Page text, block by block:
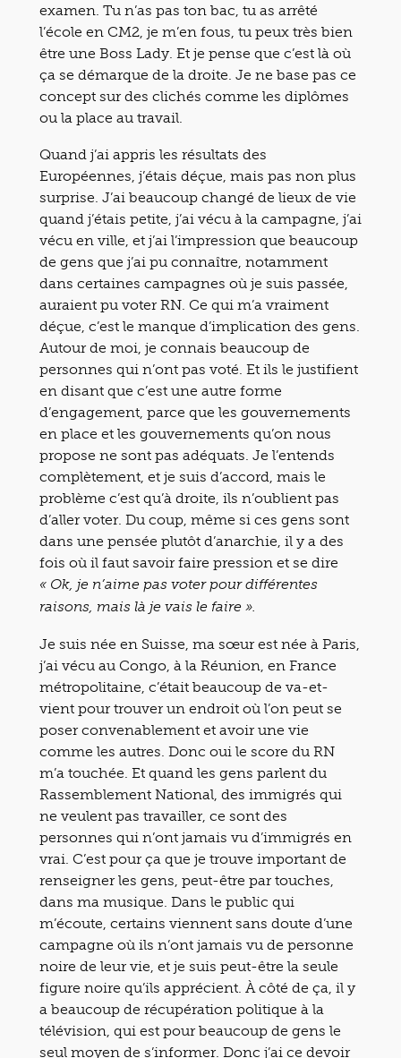
examen. Tu n’as pas ton bac, tu as arrêté
l’école en CM2, je m’en fous, tu peux très bien
être une Boss Lady. Et je pense que c’est là où
ça se démarque de la droite. Je ne base pas ce
concept sur des clichés comme les diplômes
ou la place au travail.
Quand j’ai appris les résultats des
Européennes, j’étais déçue, mais pas non plus
surprise. J’ai beaucoup changé de lieux de vie
quand j’étais petite, j’ai vécu à la campagne, j’ai
vécu en ville, et j’ai l’impression que beaucoup
de gens que j’ai pu connaître, notamment
dans certaines campagnes où je suis passée,
auraient pu voter RN. Ce qui m’a vraiment
déçue, c’est le manque d’implication des gens.
Autour de moi, je connais beaucoup de
personnes qui n’ont pas voté. Et ils le justifient
en disant que c’est une autre forme
d’engagement, parce que les gouvernements
en place et les gouvernements qu’on nous
propose ne sont pas adéquats. Je l’entends
complètement, et je suis d’accord, mais le
problème c’est qu’à droite, ils n’oublient pas
d’aller voter. Du coup, même si ces gens sont
dans une pensée plutôt d’anarchie, il y a des
fois où il faut savoir faire pression et se dire
« Ok, je n’aime pas voter pour différentes
raisons, mais là je vais le faire ».
Je suis née en Suisse, ma sœur est née à Paris,
j’ai vécu au Congo, à la Réunion, en France
métropolitaine, c’était beaucoup de va-et-
vient pour trouver un endroit où l’on peut se
poser convenablement et avoir une vie
comme les autres. Donc oui le score du RN
m’a touchée. Et quand les gens parlent du
Rassemblement National, des immigrés qui
ne veulent pas travailler, ce sont des
personnes qui n’ont jamais vu d’immigrés en
vrai. C’est pour ça que je trouve important de
renseigner les gens, peut-être par touches,
dans ma musique. Dans le public qui
m’écoute, certains viennent sans doute d’une
campagne où ils n’ont jamais vu de personne
noire de leur vie, et je suis peut-être la seule
figure noire qu’ils apprécient. À côté de ça, il y
a beaucoup de récupération politique à la
télévision, qui est pour beaucoup de gens le
seul moyen de s’informer. Donc j’ai ce devoir